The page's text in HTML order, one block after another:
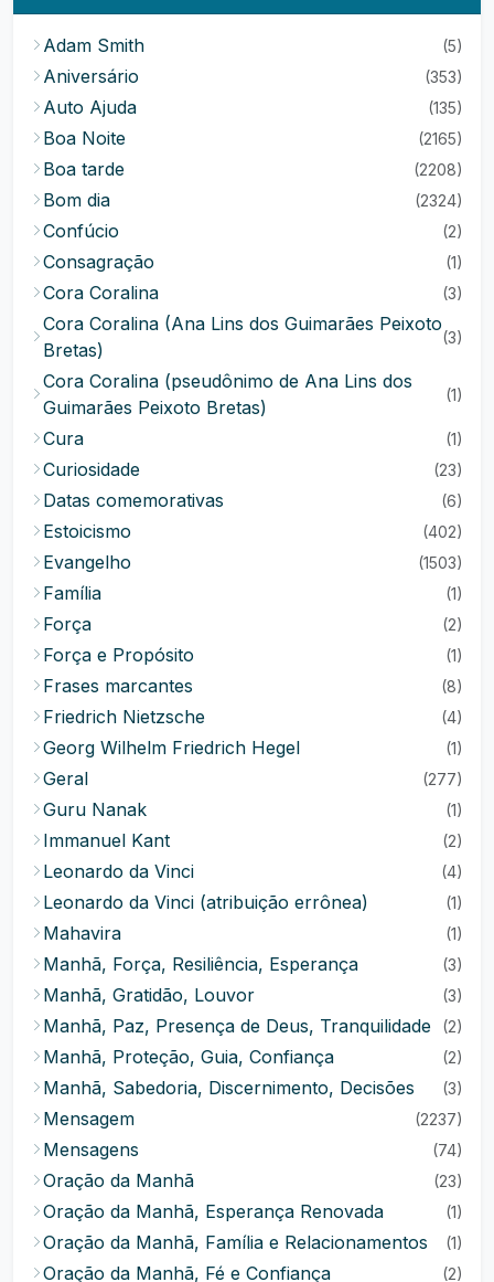
Adam Smith (5)
Aniversário (353)
Auto Ajuda (135)
Boa Noite (2165)
Boa tarde (2208)
Bom dia (2324)
Confúcio (2)
Consagração (1)
Cora Coralina (3)
Cora Coralina (Ana Lins dos Guimarães Peixoto
Bretas)
(3)
Cora Coralina (pseudônimo de Ana Lins dos
Guimarães Peixoto Bretas)
(1)
Cura (1)
Curiosidade (23)
Datas comemorativas (6)
Estoicismo (402)
Evangelho (1503)
Família (1)
Força (2)
Força e Propósito (1)
Frases marcantes (8)
Friedrich Nietzsche (4)
Georg Wilhelm Friedrich Hegel (1)
Geral (277)
Guru Nanak (1)
Immanuel Kant (2)
Leonardo da Vinci (4)
Leonardo da Vinci (atribuição errônea) (1)
Mahavira (1)
Manhã, Força, Resiliência, Esperança (3)
Manhã, Gratidão, Louvor (3)
Manhã, Paz, Presença de Deus, Tranquilidade (2)
Manhã, Proteção, Guia, Confiança (2)
Manhã, Sabedoria, Discernimento, Decisões (3)
Mensagem (2237)
Mensagens (74)
Oração da Manhã (23)
Oração da Manhã, Esperança Renovada (1)
Oração da Manhã, Família e Relacionamentos (1)
Oração da Manhã, Fé e Confiança (2)